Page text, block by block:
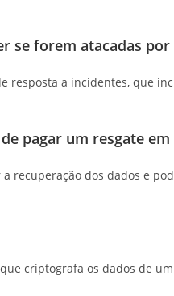
se forem atacadas
resposta a incidentes, que
pagar um resgate
recuperação dos dados e
criptografa os dados de